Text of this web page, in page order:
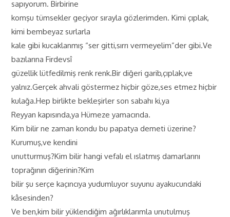
sapıyorum. Birbirine
komşu tümsekler geçiyor sırayla gözlerimden. Kimi çıplak,
kimi bembeyaz surlarla
kale gibi kucaklanmış “ser gitti,sırrı vermeyelim”der gibi.Ve
bazılarına Firdevsî
güzellik lütfedilmiş renk renk.Bir diğeri garib,çıplak,ve
yalnız.Gerçek ahvali göstermez hiçbir göze,ses etmez hiçbir
kulağa.Hep birlikte bekleşirler son sabahı ki,ya
Reyyan kapısında,ya Hümeze yamacında.
Kim bilir ne zaman kondu bu papatya demeti üzerine?
Kurumuş,ve kendini
unutturmuş?Kim bilir hangi vefalı el ıslatmış damarlarını
toprağının diğerinin?Kim
bilir şu serçe kaçıncıya yudumluyor suyunu ayakucundaki
kâsesinden?
Ve ben,kim bilir yüklendiğim ağırlıklarımla unutulmuş